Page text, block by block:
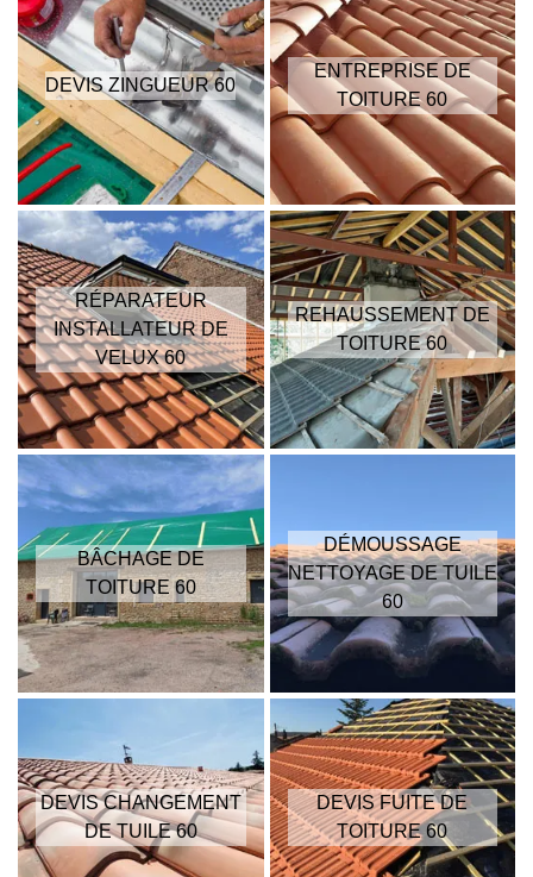
DEVIS ZINGUEUR 60
ENTREPRISE DE
TOITURE 60
RÉPARATEUR
INSTALLATEUR DE
VELUX 60
REHAUSSEMENT DE
TOITURE 60
BÂCHAGE DE
TOITURE 60
DÉMOUSSAGE
NETTOYAGE DE TUILE
60
DEVIS CHANGEMENT
DE TUILE 60
DEVIS FUITE DE
TOITURE 60